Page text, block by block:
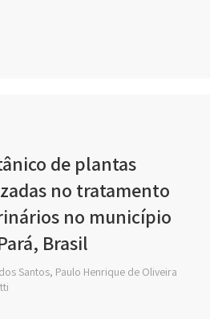
de plantas
no tratamento
no município
Brasil
Santos, Paulo Henrique de Oliveira